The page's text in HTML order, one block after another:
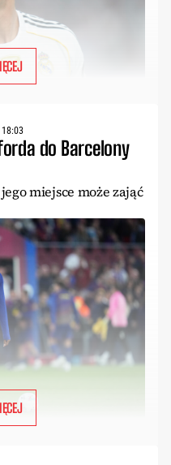
do Barcelony
miejsce może zająć